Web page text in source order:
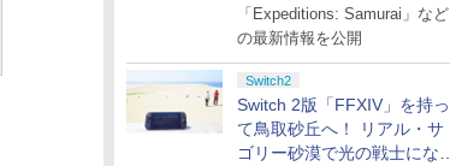
「Expeditions: Samurai」など
の最新情報を公開
Switch2
Switch 2版「FFXIV」を持っ
て鳥取砂丘へ！ リアル・サ
ゴリー砂漠で光の戦士になっ